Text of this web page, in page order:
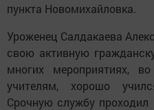
пункта Новомихайловка.
Уроженец Салдакаева
свою активную
многих мероприятиях,
учителям, хорошо
Срочную службу